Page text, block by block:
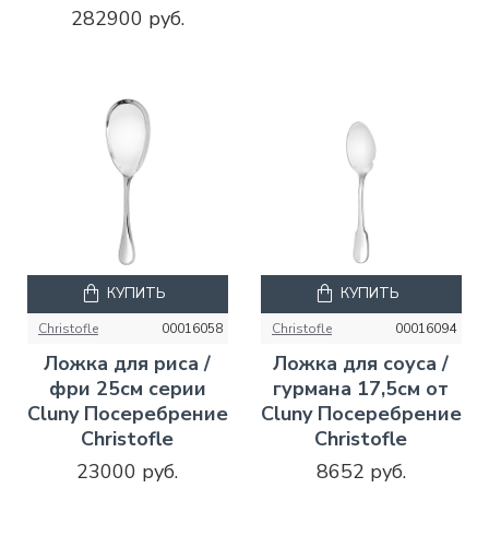
282900 руб.
Christofle 00016058
Ложка для риса /
фри 25см серии
Cluny Посеребрение
Christofle
23000 руб.
КУПИТЬ
Christofle 00016094
Ложка для соуса /
гурмана 17,5см от
Cluny Посеребрение
Christofle
8652 руб.
КУПИТЬ